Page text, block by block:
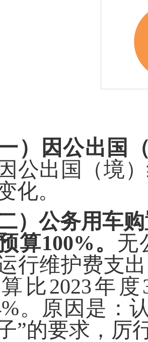
）
因公出国
公出国（境
化。
二）公务用车
算100%。 无
行维护费支出
比2023年度
。原因是：
”的要求，厉